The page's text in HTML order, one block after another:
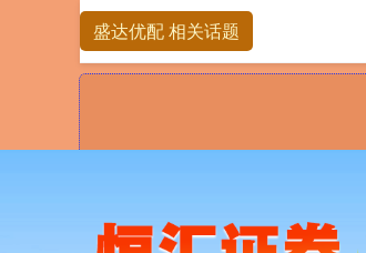
盛达优配 相关话题